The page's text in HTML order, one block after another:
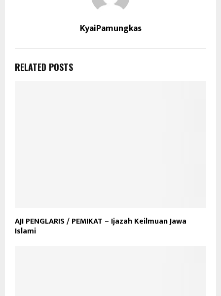
KyaiPamungkas
RELATED POSTS
AJI PENGLARIS / PEMIKAT – Ijazah Keilmuan Jawa
Islami